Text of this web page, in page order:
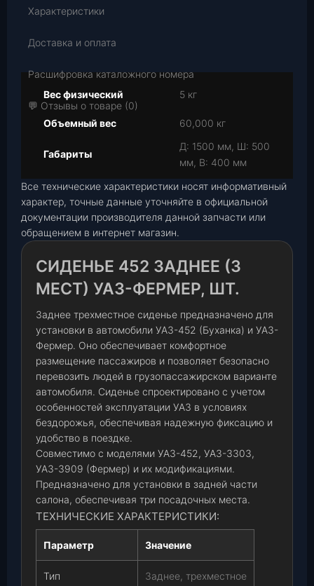
Характеристики
Доставка и оплата
Расшифровка каталожного номера
💬 Отзывы о товаре (0)
Вес физический 5 кг
Объемный вес 60,000 кг
Габариты
Д: 1500 мм, Ш: 500
мм, В: 400 мм
Все технические характеристики носят информативный
характер, точные данные уточняйте в официальной
документации производителя данной запчасти или
обращением в интернет магазин.
СИДЕНЬЕ 452 ЗАДНЕЕ (3
МЕСТ) УАЗ-ФЕРМЕР, ШТ.
Заднее трехместное сиденье предназначено для
установки в автомобили УАЗ-452 (Буханка) и УАЗ-
Фермер. Оно обеспечивает комфортное
размещение пассажиров и позволяет безопасно
перевозить людей в грузопассажирском варианте
автомобиля. Сиденье спроектировано с учетом
особенностей эксплуатации УАЗ в условиях
бездорожья, обеспечивая надежную фиксацию и
удобство в поездке.
Совместимо с моделями УАЗ-452, УАЗ-3303,
УАЗ-3909 (Фермер) и их модификациями.
Предназначено для установки в задней части
салона, обеспечивая три посадочных места.
ТЕХНИЧЕСКИЕ ХАРАКТЕРИСТИКИ:
Параметр Значение
Тип Заднее, трехместное